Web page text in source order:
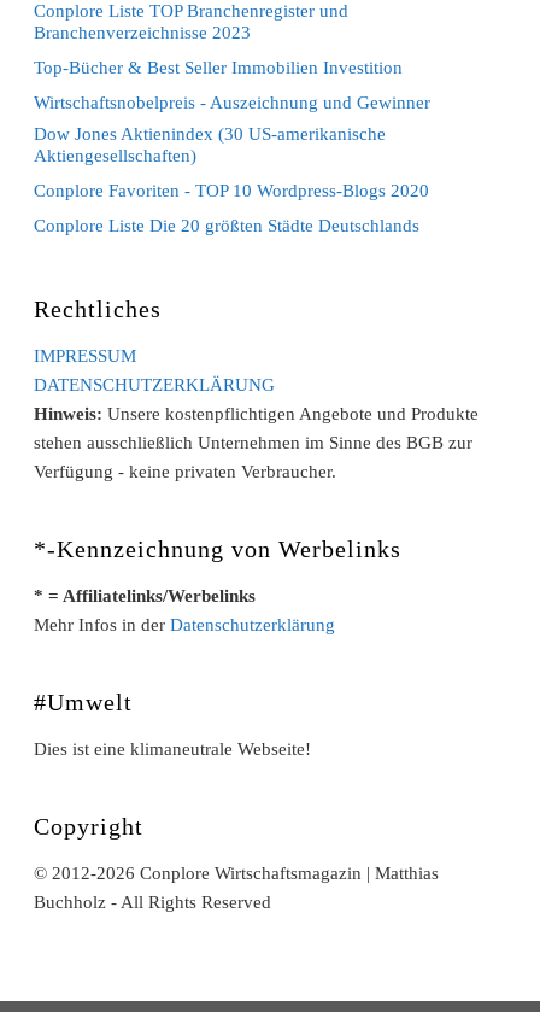
Conplore Liste TOP Branchenregister und
Branchenverzeichnisse 2023
Top-Bücher & Best Seller Immobilien Investition
Wirtschaftsnobelpreis - Auszeichnung und Gewinner
Dow Jones Aktienindex (30 US-amerikanische
Aktiengesellschaften)
Conplore Favoriten - TOP 10 Wordpress-Blogs 2020
Conplore Liste Die 20 größten Städte Deutschlands
Rechtliches
IMPRESSUM
DATENSCHUTZERKLÄRUNG
Hinweis: Unsere kostenpflichtigen Angebote und Produkte
stehen ausschließlich Unternehmen im Sinne des BGB zur
Verfügung - keine privaten Verbraucher.
*-Kennzeichnung von Werbelinks
* = Affiliatelinks/Werbelinks
Mehr Infos in derDatenschutzerklärung
#Umwelt
Dies ist eine klimaneutrale Webseite!
Copyright
© 2012-2026 Conplore Wirtschaftsmagazin | Matthias
Buchholz - All Rights Reserved